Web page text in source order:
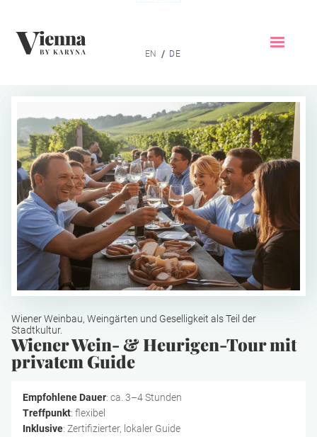
Home
EN / DE
Wiener Weinbau, Weingärten und Geselligkeit als Teil der
Stadtkultur.
Wiener Wein- & Heurigen-Tour mit
privatem Guide
Empfohlene Dauer: ca. 3–4 Stunden
Treffpunkt: flexibel
Inklusive: Zertifizierter, lokaler Guide